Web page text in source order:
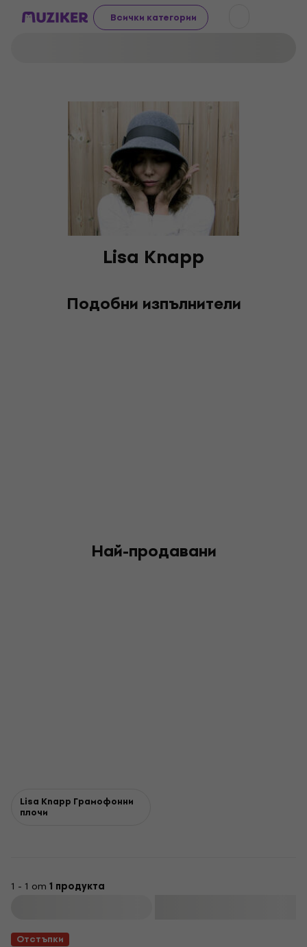
Всички категории
Lisa Knapp
Подобни изпълнители
Най-продавани
Lisa Knapp Грамофонни
плочи
1 - 1 от 1 продукта
Отстъпки